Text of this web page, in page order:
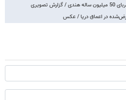
تصویری
در اعماق دریا / عکس